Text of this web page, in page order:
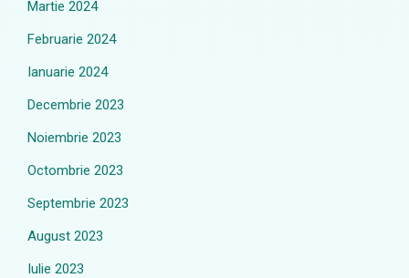
Martie 2024
Februarie 2024
Ianuarie 2024
Decembrie 2023
Noiembrie 2023
Octombrie 2023
Septembrie 2023
August 2023
Iulie 2023